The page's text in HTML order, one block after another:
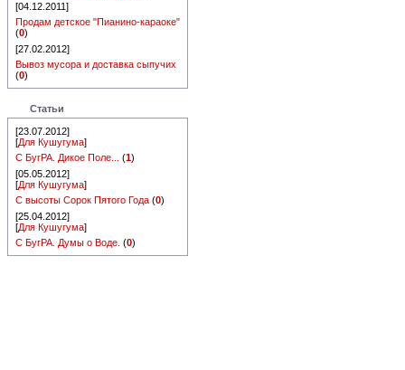
[04.12.2011]
Продам детское "Пианино-караоке"
(0)
[27.02.2012]
Вывоз мусора и доставка сыпучих
(0)
Статьи
[23.07.2012]
[Для Кушугума]
С БугРА. Дикое Поле...
(1)
[05.05.2012]
[Для Кушугума]
С высоты Сорок Пятого Года (0)
[25.04.2012]
[Для Кушугума]
С БугРА. Думы о Воде. (0)